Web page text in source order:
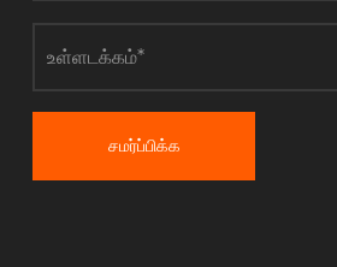
சமர்ப்பிக்க